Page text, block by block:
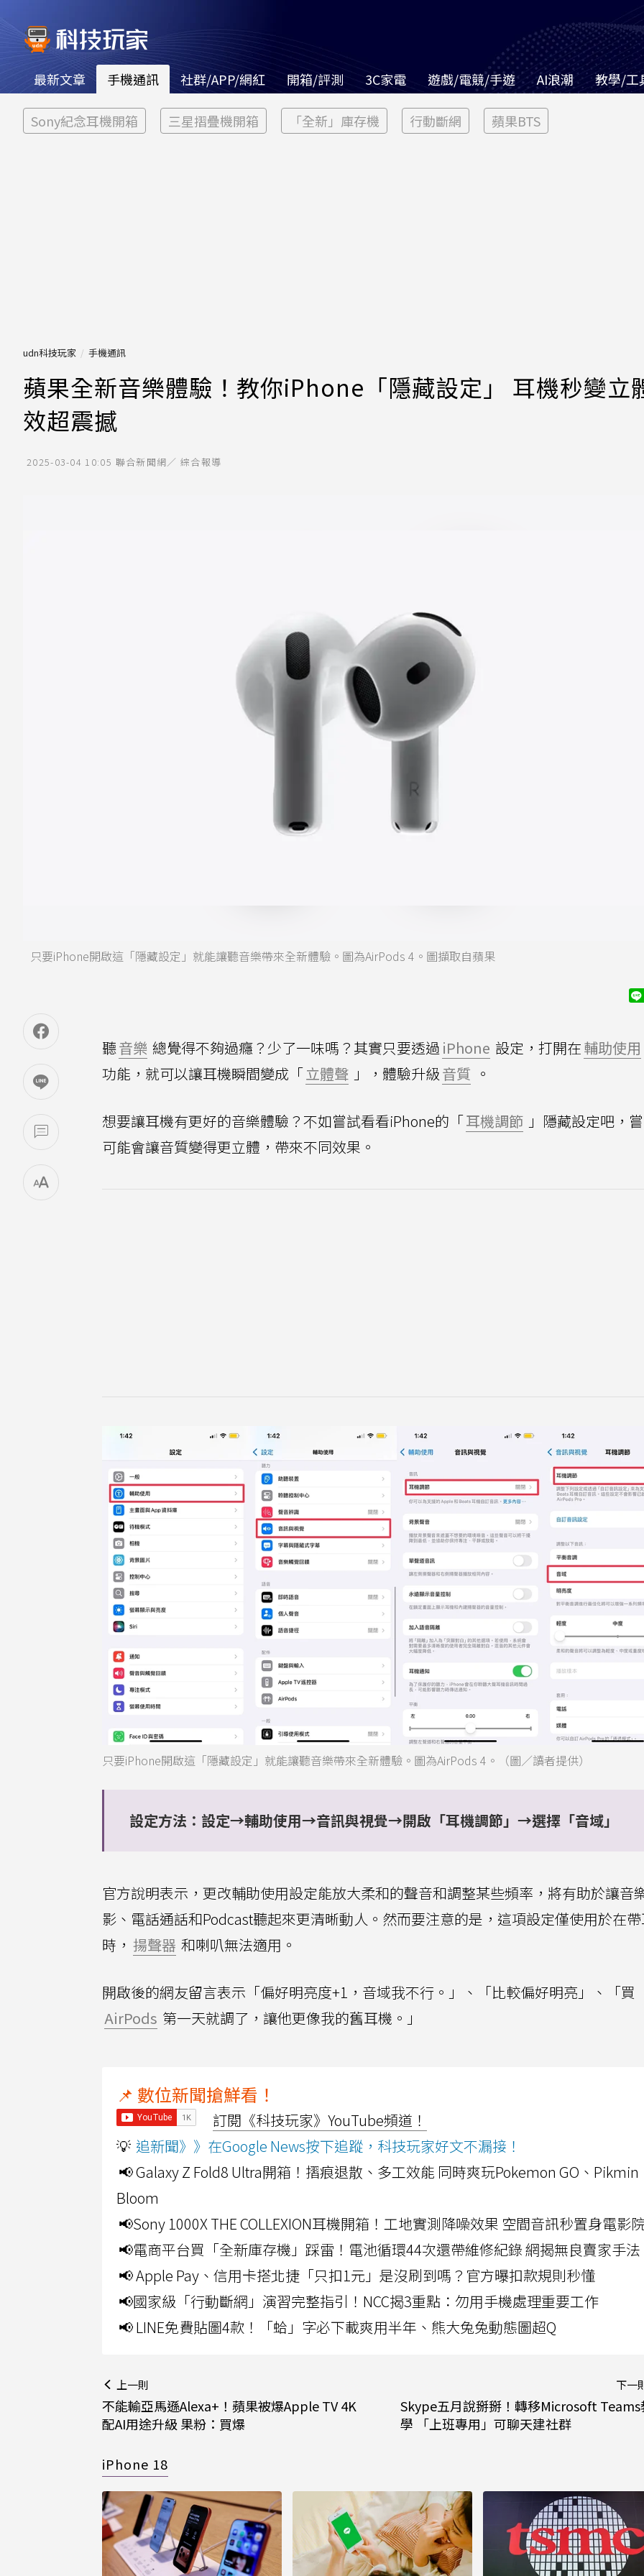
最新文章 手機通訊 社群/APP/網紅 開箱/評測 3C家電 遊戲/電競/手遊 AI浪潮 教學/工
Sony紀念耳機開箱 三星摺疊機開箱 「全新」庫存機 行動斷網 蘋果BTS
udn科技玩家 手機通訊
蘋果全新音樂體驗！教你iPhone「隱藏設定」 耳機秒變立
效超震撼
2025-03-04 10:05 聯合新聞網／ 綜合報導
只要iPhone開啟這「隱藏設定」就能讓聽音樂帶來全新體驗。圖為AirPods 4。圖擷取自蘋果
聽音樂 總覺得不夠過癮？少了一味嗎？其實只要透過 iPhone 設定，打開在輔助使用
功能，就可以讓耳機瞬間變成「立體聲 」，體驗升級音質 。
想要讓耳機有更好的音樂體驗？不如嘗試看看iPhone的「耳機調節 」隱藏設定吧，
可能會讓音質變得更立體，帶來不同效果。
只要iPhone開啟這「隱藏設定」就能讓聽音樂帶來全新體驗。圖為AirPods 4。（圖／讀者提供）
設定方法：設定→輔助使用→音訊與視覺→開啟「耳機調節」→選擇「音域」
官方說明表示，更改輔助使用設定能放大柔和的聲音和調整某些頻率，將有助於讓音
影、電話通話和Podcast聽起來更清晰動人。然而要注意的是，這項設定僅使用於在
時， 揚聲器 和喇叭無法適用。
開啟後的網友留言表示「偏好明亮度+1，音域我不行。」、「比較偏好明亮」、「買
AirPods 第一天就調了，讓他更像我的舊耳機。」
📌 數位新聞搶鮮看！
訂閱《科技玩家》YouTube頻道！
💡 追新聞》》在Google News按下追蹤，科技玩家好文不漏接！
📢 Galaxy Z Fold8 Ultra開箱！摺痕退散、多工效能 同時爽玩Pokemon GO、Pikmin
Bloom
📢Sony 1000X THE COLLEXION耳機開箱！工地實測降噪效果 空間音訊秒置身電影
📢電商平台買「全新庫存機」踩雷！電池循環44次還帶維修紀錄 網揭無良賣家手法
📢 Apple Pay、信用卡搭北捷「只扣1元」是沒刷到嗎？官方曝扣款規則秒懂
📢國家級「行動斷網」演習完整指引！NCC揭3重點：勿用手機處理重要工作
📢 LINE免費貼圖4款！「蛤」字必下載爽用半年、熊大兔兔動態圖超Q
上一則
不能輸亞馬遜Alexa+！蘋果被爆Apple TV 4K
配AI用途升級 果粉：買爆
下一
Skype五月說掰掰！轉移Microsoft Teams
學 「上班專用」可聊天建社群
iPhone 18